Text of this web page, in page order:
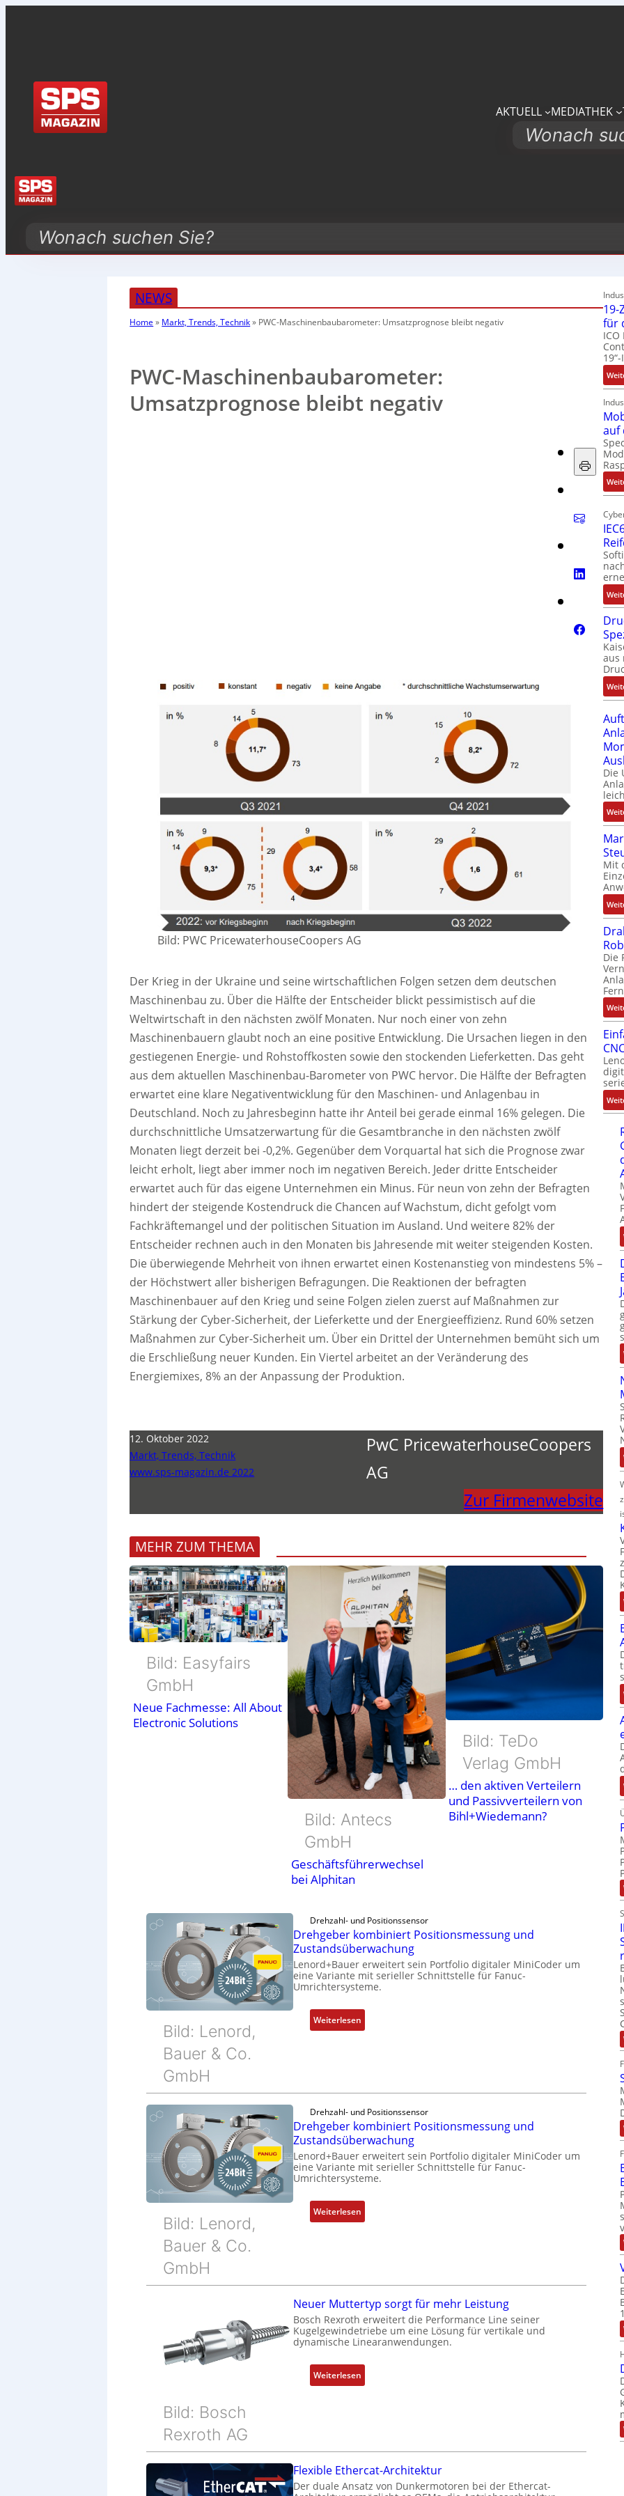
AKTUELL MEDIATHEK
Search
Search
NEWS
Home » Markt, Trends, Technik» PWC-Maschinenbaubarometer: Umsatzprognose bleibt negativ
PWC-Maschinenbaubarometer:
Umsatzprognose bleibt negativ
Bild: PWC PricewaterhouseCoopers AG
Der Krieg in der Ukraine und seine wirtschaftlichen Folgen setzen dem deutschen
Maschinenbau zu. Über die Hälfte der Entscheider blickt pessimistisch auf die
Weltwirtschaft in den nächsten zwölf Monaten. Nur noch einer von zehn
Maschinenbauern glaubt noch an eine positive Entwicklung. Die Ursachen liegen in den
gestiegenen Energie- und Rohstoffkosten sowie den stockenden Lieferketten. Das geht
aus dem aktuellen Maschinenbau-Barometer von PWC hervor. Die Hälfte der Befragten
erwartet eine klare Negativentwicklung für den Maschinen- und Anlagenbau in
Deutschland. Noch zu Jahresbeginn hatte ihr Anteil bei gerade einmal 16% gelegen. Die
durchschnittliche Umsatzerwartung für die Gesamtbranche in den nächsten zwölf
Monaten liegt derzeit bei -0,2%. Gegenüber dem Vorquartal hat sich die Prognose zwar
leicht erholt, liegt aber immer noch im negativen Bereich. Jeder dritte Entscheider
erwartet auch für das eigene Unternehmen ein Minus. Für neun von zehn der Befragten
hindert der steigende Kostendruck die Chancen auf Wachstum, dicht gefolgt vom
Fachkräftemangel und der politischen Situation im Ausland. Und weitere 82% der
Entscheider rechnen auch in den Monaten bis Jahresende mit weiter steigenden Kosten.
Die überwiegende Mehrheit von ihnen erwartet einen Kostenanstieg von mindestens 5% –
der Höchstwert aller bisherigen Befragungen. Die Reaktionen der befragten
Maschinenbauer auf den Krieg und seine Folgen zielen zuerst auf Maßnahmen zur
Stärkung der Cyber-Sicherheit, der Lieferkette und der Energieeffizienz. Rund 60% setzen
Maßnahmen zur Cyber-Sicherheit um. Über ein Drittel der Unternehmen bemüht sich um
die Erschließung neuer Kunden. Ein Viertel arbeitet an der Veränderung des
Energiemixes, 8% an der Anpassung der Produktion.
12. Oktober 2022
Markt, Trends, Technik
www.sps-magazin.de 2022
PwC PricewaterhouseCoopers
AG
Zur Firmenwebsite
MEHR ZUM THEMA
Bild: Easyfairs
GmbH
Neue Fachmesse: All About
Electronic Solutions
Bild: Antecs
GmbH
Geschäftsführerwechsel
bei Alphitan
Bild: TeDo
Verlag GmbH
… den aktiven Verteilern
und Passivverteilern von
Bihl+Wiedemann?
Bild: Lenord,
Bauer & Co.
GmbH
Drehzahl- und Positionssensor
Drehgeber kombiniert Positionsmessung und
Zustandsüberwachung
Lenord+Bauer erweitert sein Portfolio digitaler MiniCoder um
eine Variante mit serieller Schnittstelle für Fanuc-
Umrichtersysteme.
Weiterlesen:
D
g
e
b
e
k
o
b
i
r
P
o
s
i
s
s
Bild: Lenord,
Bauer & Co.
GmbH
Drehzahl- und Positionssensor
Drehgeber kombiniert Positionsmessung und
Zustandsüberwachung
Lenord+Bauer erweitert sein Portfolio digitaler MiniCoder um
eine Variante mit serieller Schnittstelle für Fanuc-
Umrichtersysteme.
Weiterlesen:
D
g
e
r
o
m
r
t
Bild: Bosch
Rexroth AG
Neuer Muttertyp sorgt für mehr Leistung
Bosch Rexroth erweitert die Performance Line seiner
Kugelgewindetriebe um eine Lösung für vertikale und
dynamische Linearanwendungen.
Weiterlesen:
N
u
t
Flexible Ethercat-Architektur
Der duale Ansatz von Dunkermotoren bei der Ethercat-
19-
für
auf
aus
Die
Mit
Die